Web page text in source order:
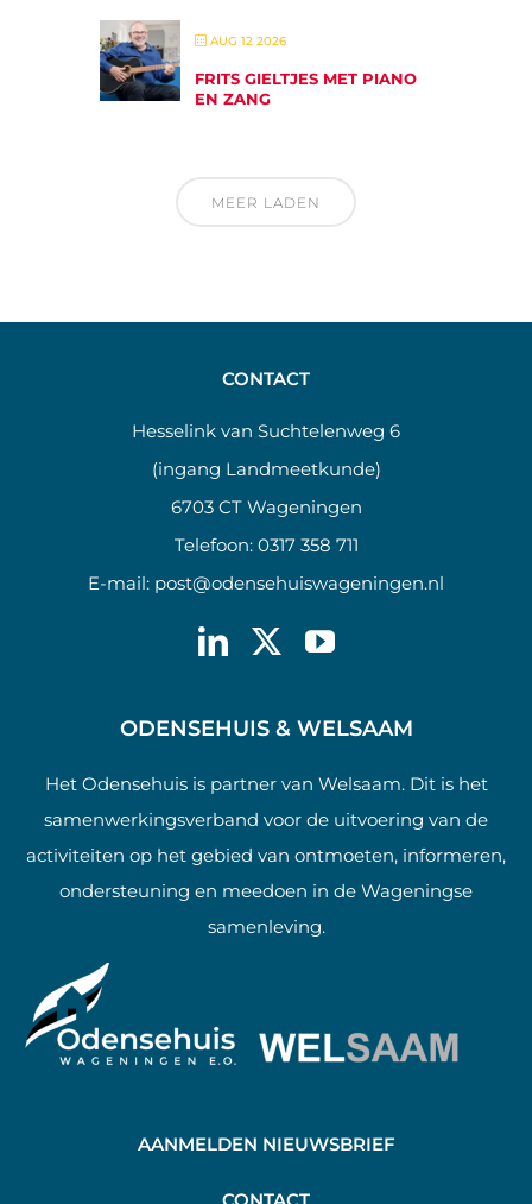
AUG 12 2026
FRITS GIELTJES MET PIANO
EN ZANG
MEER LADEN
CONTACT
Hesselink van Suchtelenweg 6
(ingang Landmeetkunde)
6703 CT Wageningen
Telefoon: 0317 358 711
E-mail: post@odensehuiswageningen.nl
ODENSEHUIS & WELSAAM
Het Odensehuis is partner van Welsaam. Dit is het
samenwerkingsverband voor de uitvoering van de
activiteiten op het gebied van ontmoeten, informeren,
ondersteuning en meedoen in de Wageningse
samenleving.
AANMELDEN NIEUWSBRIEF